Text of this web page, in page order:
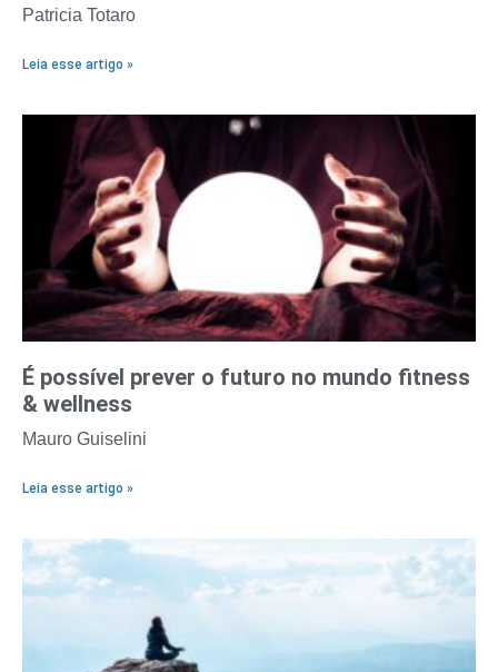
Patricia Totaro
Leia esse artigo »
É possível prever o futuro no mundo fitness
& wellness
Mauro Guiselini
Leia esse artigo »